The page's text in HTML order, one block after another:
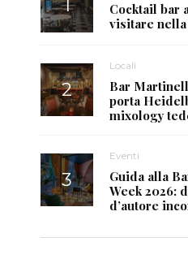
Cocktail bar
visitare
Locali
Bar
porta
mixology
Eventi
Guida alla
Week 2026:
d’autore